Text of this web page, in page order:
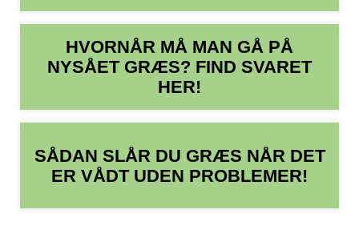
HVORNÅR MÅ MAN GÅ PÅ
NYSÅET GRÆS? FIND SVARET
HER!
SÅDAN SLÅR DU GRÆS NÅR DET
ER VÅDT UDEN PROBLEMER!